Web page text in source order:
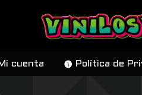
cuenta Política de